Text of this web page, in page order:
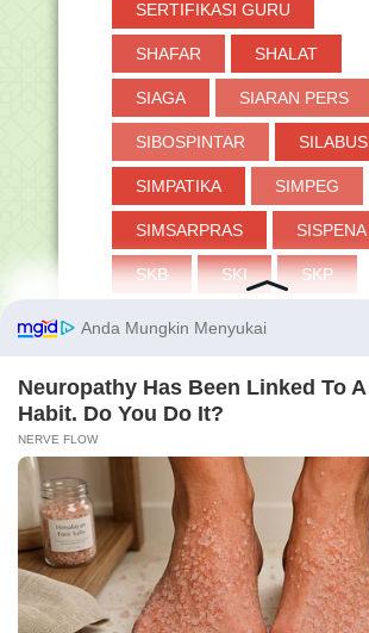
SERTIFIKASI GURU
SHAFAR SHALAT
SIAGA SIARAN PERS
SIBOSPINTAR SILABUS
SIMPATIKA SIMPEG
SIMSARPRAS SISPENA
SKB SKI SKP
SMA SMP
SYA'BAN
TAPERA TASAWUF
TAUHID THAHARAH
TKA TOKOH TP
TPG TRIK TUKIN